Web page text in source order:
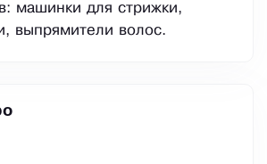
машинки для стрижки,
выпрямители волос.